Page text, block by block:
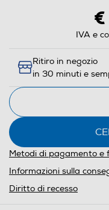
IVA e
Ritiro in negozio
in 30 minuti e
Metodi di pagamento e
Informazioni sulla
Diritto di recesso